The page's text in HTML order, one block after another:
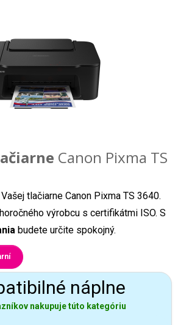
Canon Pixma TS
tlačiarne Canon Pixma TS 3640.
výrobcu s certifikátmi ISO. S
budete určite spokojný.
náplne
nakupuje túto kategóriu